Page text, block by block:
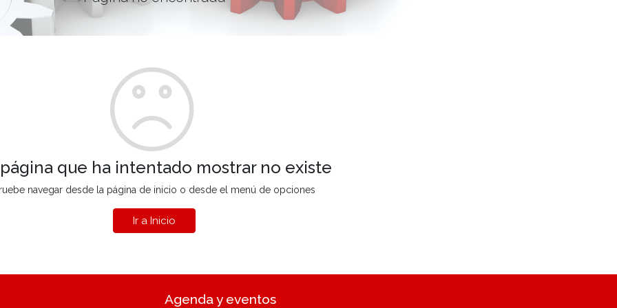
que ha intentado mostrar no existe
navegar desde la página de inicio o desde el menú de opciones
Ir a Inicio
Agenda y eventos